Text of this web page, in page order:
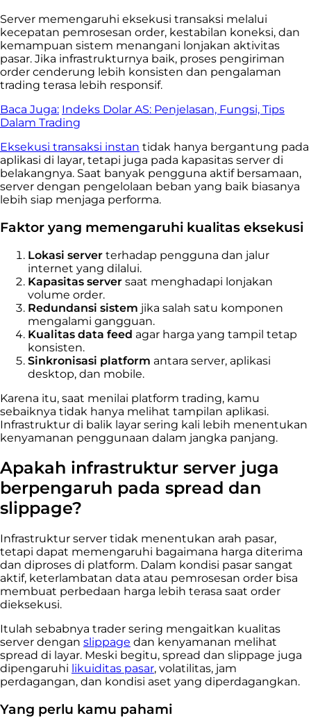
Server memengaruhi eksekusi transaksi melalui
kecepatan pemrosesan order, kestabilan koneksi, dan
kemampuan sistem menangani lonjakan aktivitas
pasar. Jika infrastrukturnya baik, proses pengiriman
order cenderung lebih konsisten dan pengalaman
trading terasa lebih responsif.
Baca Juga: Indeks Dolar AS: Penjelasan, Fungsi, Tips
Dalam Trading
Eksekusi transaksi instan tidak hanya bergantung pada
aplikasi di layar, tetapi juga pada kapasitas server di
belakangnya. Saat banyak pengguna aktif bersamaan,
server dengan pengelolaan beban yang baik biasanya
lebih siap menjaga performa.
Faktor yang memengaruhi kualitas eksekusi
Lokasi server terhadap pengguna dan jalur
internet yang dilalui.
Kapasitas server saat menghadapi lonjakan
volume order.
Redundansi sistem jika salah satu komponen
mengalami gangguan.
Kualitas data feed agar harga yang tampil tetap
konsisten.
Sinkronisasi platform antara server, aplikasi
desktop, dan mobile.
Karena itu, saat menilai platform trading, kamu
sebaiknya tidak hanya melihat tampilan aplikasi.
Infrastruktur di balik layar sering kali lebih menentukan
kenyamanan penggunaan dalam jangka panjang.
Apakah infrastruktur server juga
berpengaruh pada spread dan
slippage?
Infrastruktur server tidak menentukan arah pasar,
tetapi dapat memengaruhi bagaimana harga diterima
dan diproses di platform. Dalam kondisi pasar sangat
aktif, keterlambatan data atau pemrosesan order bisa
membuat perbedaan harga lebih terasa saat order
dieksekusi.
Itulah sebabnya trader sering mengaitkan kualitas
server dengan slippage dan kenyamanan melihat
spread di layar. Meski begitu, spread dan slippage juga
dipengaruhi likuiditas pasar, volatilitas, jam
perdagangan, dan kondisi aset yang diperdagangkan.
Yang perlu kamu pahami